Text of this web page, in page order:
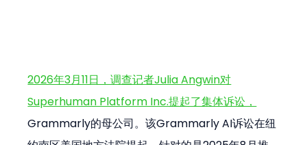
2026年3月11日，调查记者Julia Angwin对
Superhuman Platform Inc.提起了集体诉讼，
Grammarly的母公司。该Grammarly AI诉讼在纽